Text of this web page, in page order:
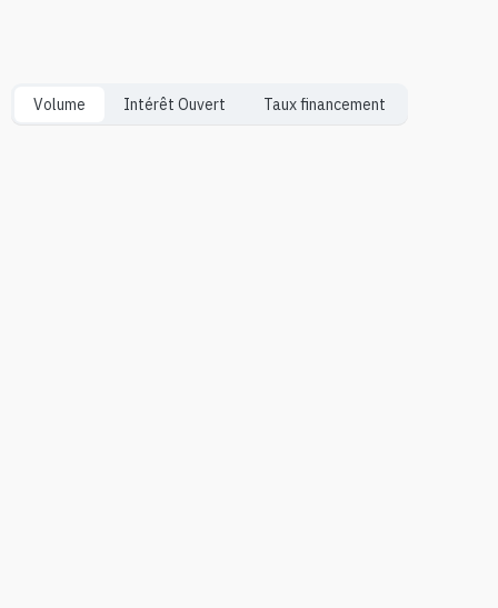
Volume Intérêt Ouvert Taux financement